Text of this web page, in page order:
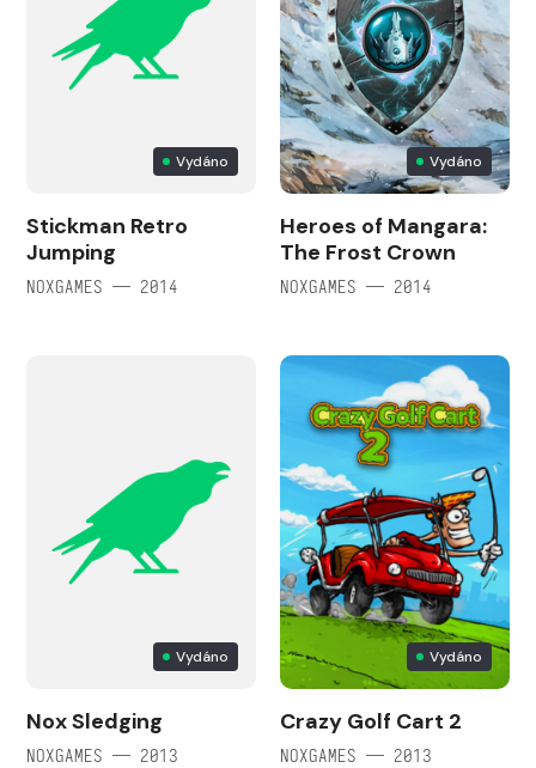
Vydáno
Stickman Retro
Jumping
NOXGAMES — 2014
Vydáno
Heroes of Mangara:
The Frost Crown
NOXGAMES — 2014
Vydáno
Nox Sledging
NOXGAMES — 2013
Vydáno
Crazy Golf Cart 2
NOXGAMES — 2013